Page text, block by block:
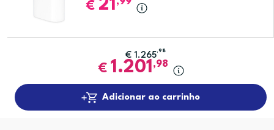
€ 21,99
€ 1.265,98
€ 1.201,98
Adicionar ao carrinho